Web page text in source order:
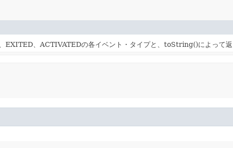
EXITED、ACTIVATEDの各イベント・タイプと、toString()によって返